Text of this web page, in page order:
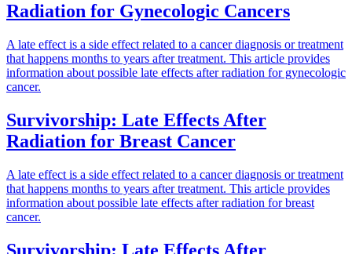
Radiation for Gynecologic Cancers
A late effect is a side effect related to a cancer diagnosis or treatment
that happens months to years after treatment. This article provides
information about possible late effects after radiation for gynecologic
cancer.
Survivorship: Late Effects After
Radiation for Breast Cancer
A late effect is a side effect related to a cancer diagnosis or treatment
that happens months to years after treatment. This article provides
information about possible late effects after radiation for breast
cancer.